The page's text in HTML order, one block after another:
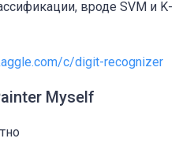
вроде SVM и K-
c/digit-recognizer
Myself